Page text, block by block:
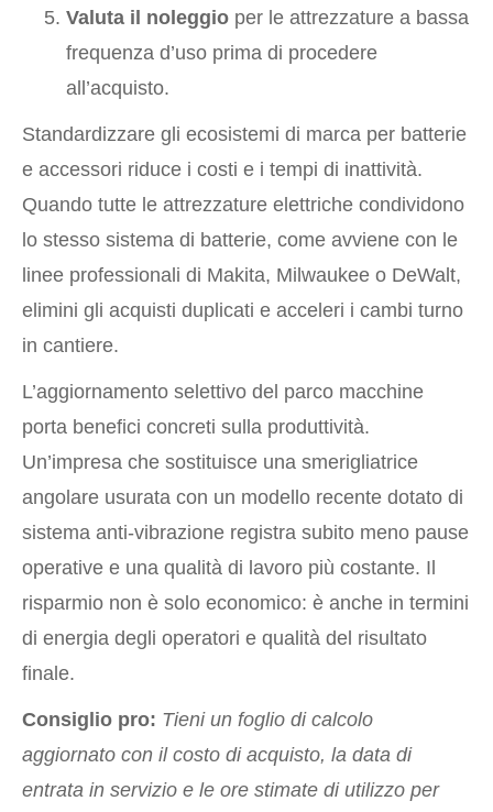
Valuta il noleggio per le attrezzature a bassa
frequenza d’uso prima di procedere
all’acquisto.
Standardizzare gli ecosistemi di marca per batterie
e accessori riduce i costi e i tempi di inattività.
Quando tutte le attrezzature elettriche condividono
lo stesso sistema di batterie, come avviene con le
linee professionali di Makita, Milwaukee o DeWalt,
elimini gli acquisti duplicati e acceleri i cambi turno
in cantiere.
L’aggiornamento selettivo del parco macchine
porta benefici concreti sulla produttività.
Un’impresa che sostituisce una smerigliatrice
angolare usurata con un modello recente dotato di
sistema anti-vibrazione registra subito meno pause
operative e una qualità di lavoro più costante. Il
risparmio non è solo economico: è anche in termini
di energia degli operatori e qualità del risultato
finale.
Consiglio pro: Tieni un foglio di calcolo
aggiornato con il costo di acquisto, la data di
entrata in servizio e le ore stimate di utilizzo per